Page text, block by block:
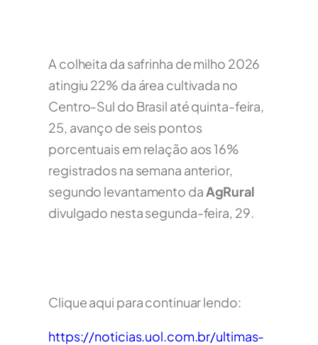
A colheita da safrinha de milho 2026
atingiu 22% da área cultivada no
Centro-Sul do Brasil até quinta-feira,
25, avanço de seis pontos
porcentuais em relação aos 16%
registrados na semana anterior,
segundo levantamento daAgRural
divulgado nesta segunda-feira, 29.
Clique aqui para continuar lendo:
https://noticias.uol.com.br/ultimas-